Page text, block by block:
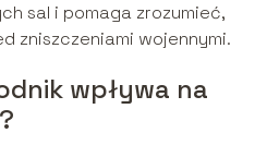
sal i pomaga zrozumieć,
zniszczeniami wojennymi.
wpływa na